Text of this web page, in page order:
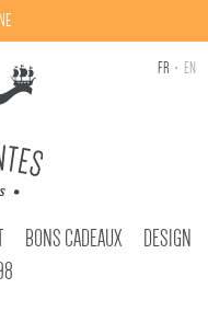
FR EN
BONS CADEAUX
DESIGN